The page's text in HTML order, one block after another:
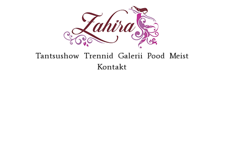
Tantsushow Trennid Galerii Pood Meist
Kontakt